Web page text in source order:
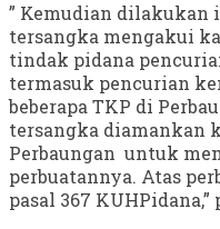
” Kemudian dilakukan
tersangka mengakui
tindak pidana
termasuk pencurian
beberapa TKP di
tersangka diamankan
Perbaungan untuk
perbuatannya. Atas
pasal 367